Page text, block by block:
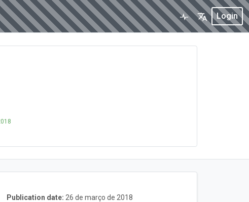
Login
Publication date: 26 de março de 2018